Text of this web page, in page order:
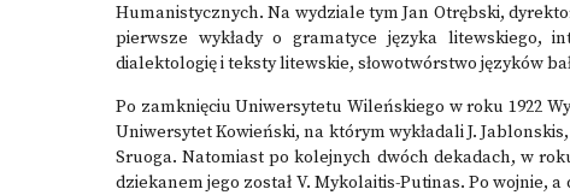
Humanistycznych. Na wydziale tym Jan Otrębski,
pierwsze wykłady o gramatyce języka litewskiego,
dialektologię i teksty litewskie, słowotwórstwo języków
Po zamknięciu Uniwersytetu Wileńskiego w roku 1922
Uniwersytet Kowieński, na którym wykładali J.
Sruoga. Natomiast po kolejnych dwóch dekadach, w
dziekanem jego został V. Mykolaitis-Putinas. Po wojnie, a